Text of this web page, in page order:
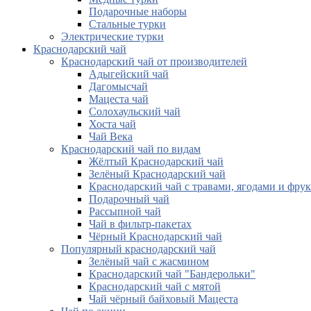
Подарочные наборы
Стальные турки
Электрические турки
Краснодарский чай
Краснодарский чай от производителей
Адыгейский чай
Дагомысчай
Мацеста чай
Солохаульский чай
Хоста чай
Чай Века
Краснодарский чай по видам
Жёлтый Краснодарский чай
Зелёный Краснодарский чай
Краснодарский чай с травами, ягодами и
Подарочный чай
Рассыпной чай
Чай в фильтр-пакетах
Чёрный Краснодарский чай
Популярный краснодарский чай
Зелёный чай с жасмином
Краснодарский чай "Бандерольки"
Краснодарский чай с мятой
Чай чёрный байховый Мацеста